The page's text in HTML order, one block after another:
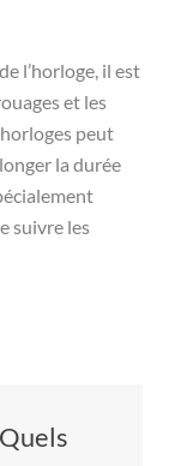
l’horloge, il est
et les
peut
la durée
suivre les